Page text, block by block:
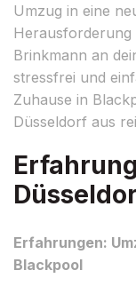
Umzug in eine
Herausforderung
Brinkmann an
stressfrei und
Zuhause in
Düsseldorf aus
Erfahrungen:
Blackpool